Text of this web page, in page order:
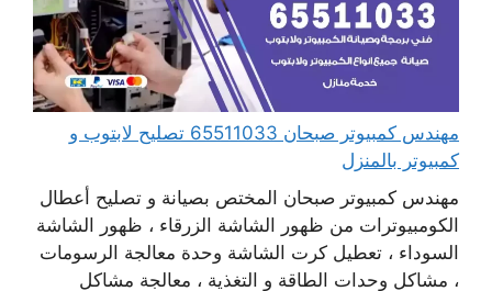
مهندس كمبيوتر صبحان 65511033 تصليح لابتوب و
كمبيوتر بالمنزل
مهندس كمبيوتر صبحان المختص بصيانة و تصليح أعطال
الكومبيوترات من ظهور الشاشة الزرقاء ، ظهور الشاشة
السوداء ، تعطيل كرت الشاشة وحدة معالجة الرسومات
، مشاكل وحدات الطاقة و التغذية ، معالجة مشاكل